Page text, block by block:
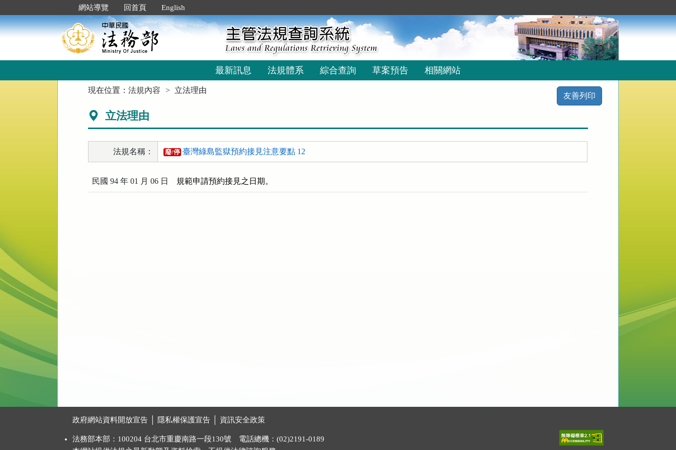
到
主
要
網站導覽 回首頁 English
最新訊息 法規體系 綜合查詢 草案預告 相關網站
現在位置：法規內容 立法理由
友善列印
立法理由
法規名稱： 廢/停 臺灣綠島監獄預約接見注意要點 12
民國 94 年 01 月 06 日 規範申請預約接見之日期。
政府網站資料開放宣告 隱私權保護宣告 資訊安全政策
法務部本部：100204 台北市重慶南路一段130號 電話總機：(02)2191-0189